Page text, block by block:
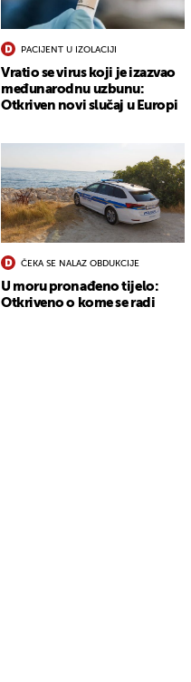
PACIJENT U IZOLACIJI
Vratio se virus koji je izazvao
međunarodnu uzbunu:
Otkriven novi slučaj u Europi
ČEKA SE NALAZ OBDUKCIJE
U moru pronađeno tijelo:
Otkriveno o kome se radi